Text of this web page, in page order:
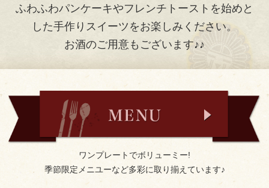
ふわふわパンケーキやフレンチトーストを始めと
した手作りスイーツをお楽しみください。
お酒のご用意もございます♪♪
ワンプレートでボリューミー!
季節限定メニユーなど多彩に取り揃えています♪